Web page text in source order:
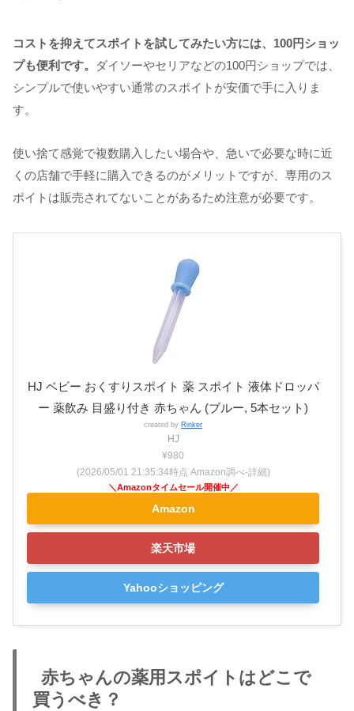
コストを抑えてスポイトを試してみたい方には、100円ショッ
プも便利です。
ダイソーやセリアなどの100円ショップでは、
シンプルで使いやすい通常のスポイトが安価で手に入りま
す。
使い捨て感覚で複数購入したい場合や、急いで必要な時に近
くの店舗で手軽に購入できるのがメリットですが、専用のス
ポイトは販売されてないことがあるため注意が必要です。
HJ ベビー おくすりスポイト 薬 スポイト 液体ドロッパ
ー 薬飲み 目盛り付き 赤ちゃん (ブルー, 5本セット)
created by Rinker
HJ
¥980
(2026/05/01 21:35:34時点 Amazon調べ-詳細)
Amazon
楽天市場
Yahooショッピング
赤ちゃんの薬用スポイトはどこで
買うべき？